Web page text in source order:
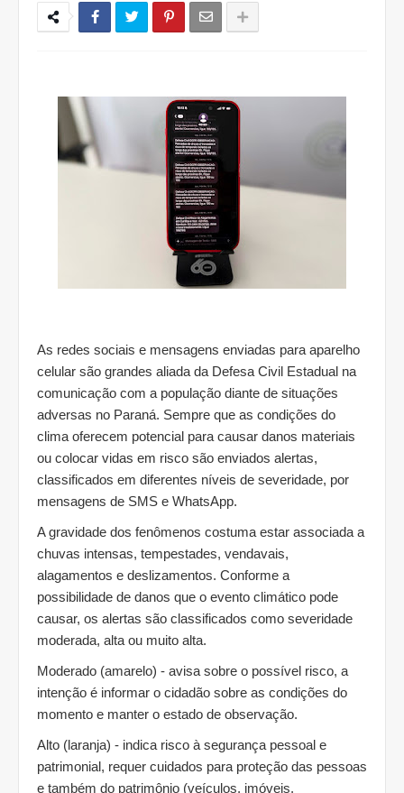
As redes sociais e mensagens enviadas para aparelho
celular são grandes aliada da Defesa Civil Estadual na
comunicação com a população diante de situações
adversas no Paraná. Sempre que as condições do
clima oferecem potencial para causar danos materiais
ou colocar vidas em risco são enviados alertas,
classificados em diferentes níveis de severidade, por
mensagens de SMS e WhatsApp.
A gravidade dos fenômenos costuma estar associada a
chuvas intensas, tempestades, vendavais,
alagamentos e deslizamentos. Conforme a
possibilidade de danos que o evento climático pode
causar, os alertas são classificados como severidade
moderada, alta ou muito alta.
Moderado (amarelo) - avisa sobre o possível risco, a
intenção é informar o cidadão sobre as condições do
momento e manter o estado de observação.
Alto (laranja) - indica risco à segurança pessoal e
patrimonial, requer cuidados para proteção das pessoas
e também do patrimônio (veículos, imóveis,